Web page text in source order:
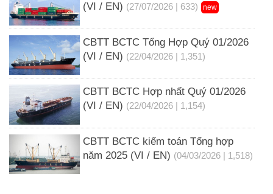
(VI / EN) (27/07/2026 | 633) new
CBTT BCTC Tổng Hợp Quý 01/2026
(VI / EN) (22/04/2026 | 1,351)
CBTT BCTC Hợp nhất Quý 01/2026
(VI / EN) (22/04/2026 | 1,154)
CBTT BCTC kiểm toán Tổng hợp
năm 2025 (VI / EN) (04/03/2026 | 1,518)